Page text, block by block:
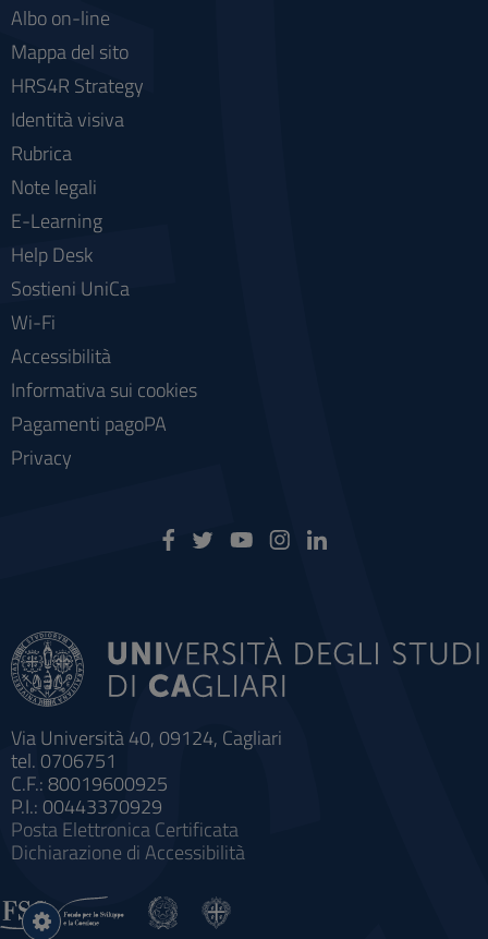
Via Università 40, 09124, Cagliari
tel. 0706751
C.F.: 80019600925
P.I.: 00443370929
Posta Elettronica Certificata
Dichiarazione di Accessibilità
Albo on-line
Mappa del sito
HRS4R Strategy
Identità visiva
Rubrica
Note legali
E-Learning
Help Desk
Sostieni UniCa
Wi-Fi
Accessibilità
Informativa sui cookies
Pagamenti pagoPA
Privacy
Impostazioni
cookie